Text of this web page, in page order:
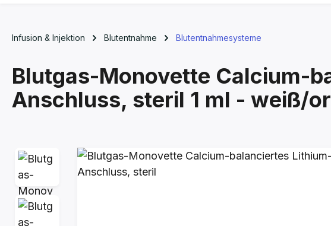
Infusion & Injektion Blutentnahme Blutentnahmesysteme
Blutgas-Monovette Calcium-
Anschluss, steril 1 ml - weiß/
Bildergalerie überspringen